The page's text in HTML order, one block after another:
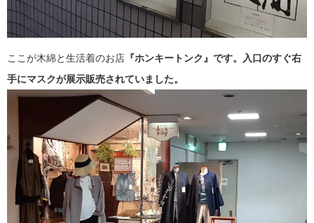
ここが木綿と生活着のお店 『ホンキートンク』です。入口のすぐ右
手にマスクが展示販売されていました。